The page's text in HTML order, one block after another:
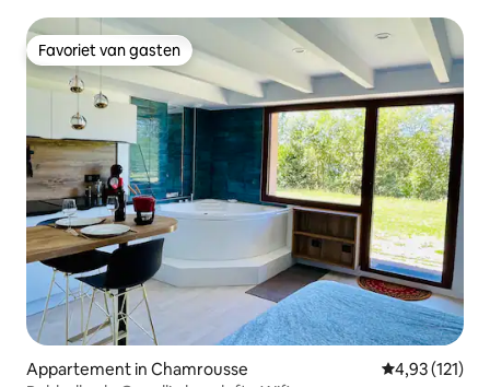
Favoriet van gasten
Favoriet van gasten
Appartement in Chamrousse Gemiddelde
4,93 (121)